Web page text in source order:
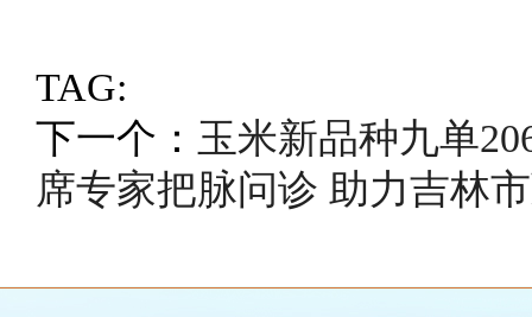
TAG:
下一个： 玉米新品种九单
席专家把脉问诊 助力吉林